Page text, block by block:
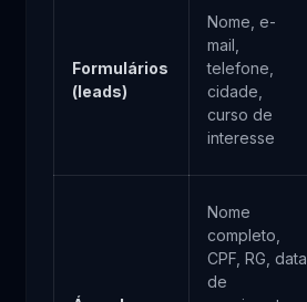
Formulários
(leads)
Nome, e-
mail,
telefone,
cidade,
curso de
interesse
Nome
completo,
CPF, RG, data
de